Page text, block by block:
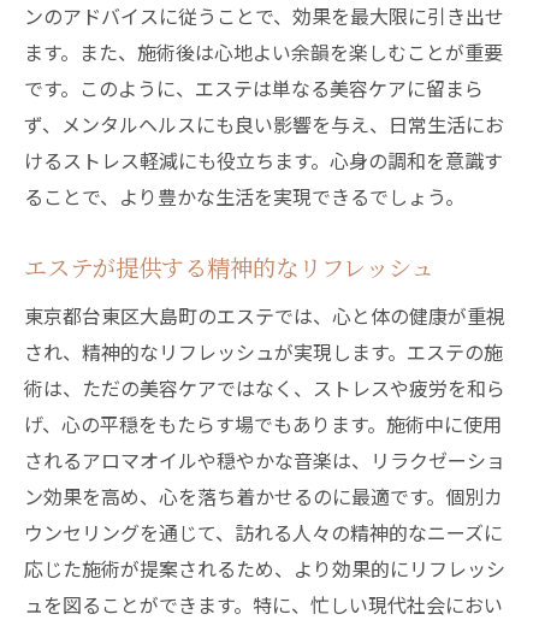
ンのアドバイスに従うことで、効果を最大限に引き出せ
ます。また、施術後は心地よい余韻を楽しむことが重要
です。このように、エステは単なる美容ケアに留まら
ず、メンタルヘルスにも良い影響を与え、日常生活にお
けるストレス軽減にも役立ちます。心身の調和を意識す
ることで、より豊かな生活を実現できるでしょう。
エステが提供する精神的なリフレッシュ
東京都台東区大島町のエステでは、心と体の健康が重視
され、精神的なリフレッシュが実現します。エステの施
術は、ただの美容ケアではなく、ストレスや疲労を和ら
げ、心の平穏をもたらす場でもあります。施術中に使用
されるアロマオイルや穏やかな音楽は、リラクゼーショ
ン効果を高め、心を落ち着かせるのに最適です。個別カ
ウンセリングを通じて、訪れる人々の精神的なニーズに
応じた施術が提案されるため、より効果的にリフレッシ
ュを図ることができます。特に、忙しい現代社会におい